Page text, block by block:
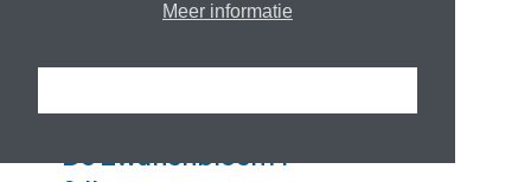
Meer informatie